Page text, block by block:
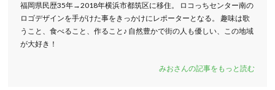
福岡県民歴35年→2018年横浜市都筑区に移住。 ロコっちセンター南の
ロゴデザインを手がけた事をきっかけにレポーターとなる。 趣味は歌
うこと、食べること、作ること♪ 自然豊かで街の人も優しい、この地域
が大好き！
みおさんの記事をもっと読む